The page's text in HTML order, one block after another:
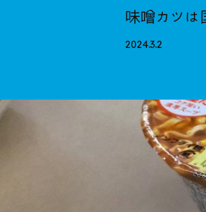
味噌カツは
2024.3.2